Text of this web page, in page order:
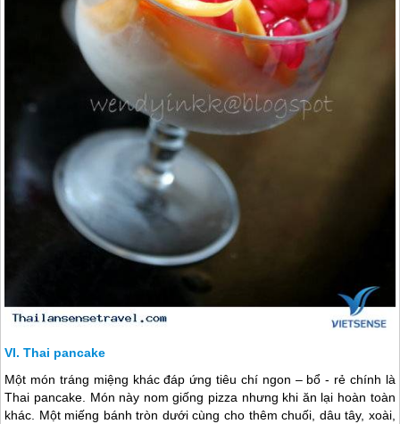
Thai pancake
Một món tráng miệng khác đáp ứng tiêu chí ngon – bổ - rẻ chính là
Thai pancake. Món này nom giống pizza nhưng khi ăn lại hoàn toàn
khác. Một miếng bánh tròn dưới cùng cho thêm chuối, dâu tây, xoài,